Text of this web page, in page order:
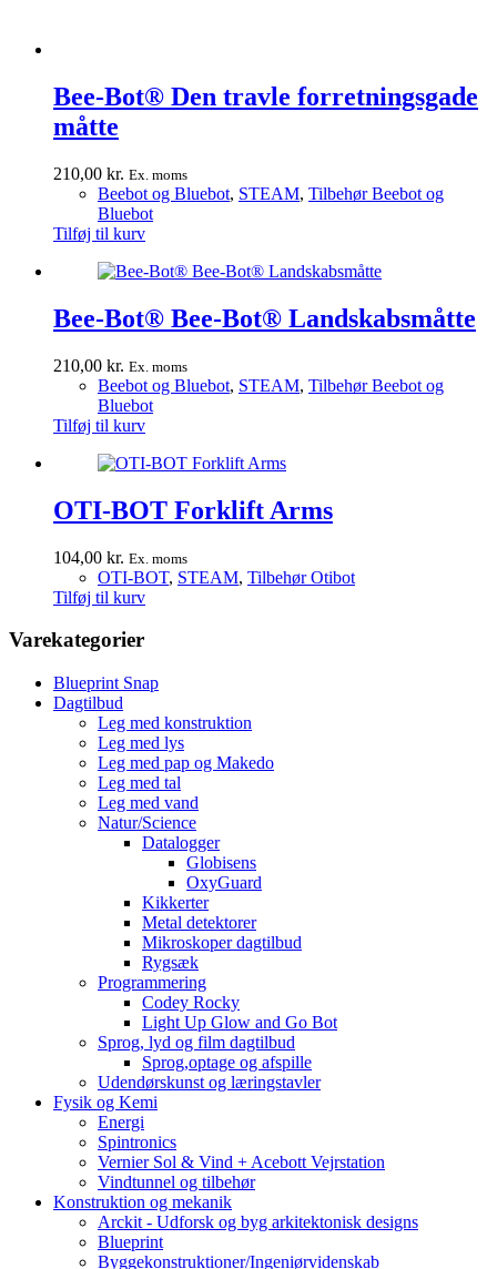
Bee-Bot® Den travle forretningsgade
måtte
210,00 kr. Ex. moms
Beebot og Bluebot, STEAM, Tilbehør Beebot og
Bluebot
Tilføj til kurv
Bee-Bot® Bee-Bot® Landskabsmåtte
210,00 kr. Ex. moms
Beebot og Bluebot, STEAM, Tilbehør Beebot og
Bluebot
Tilføj til kurv
OTI-BOT Forklift Arms
104,00 kr. Ex. moms
OTI-BOT, STEAM, Tilbehør Otibot
Tilføj til kurv
Varekategorier
Blueprint Snap
Dagtilbud
Leg med konstruktion
Leg med lys
Leg med pap og Makedo
Leg med tal
Leg med vand
Natur/Science
Datalogger
Globisens
OxyGuard
Kikkerter
Metal detektorer
Mikroskoper dagtilbud
Rygsæk
Programmering
Codey Rocky
Light Up Glow and Go Bot
Sprog, lyd og film dagtilbud
Sprog,optage og afspille
Udendørskunst og læringstavler
Fysik og Kemi
Energi
Spintronics
Vernier Sol & Vind + Acebott Vejrstation
Vindtunnel og tilbehør
Konstruktion og mekanik
Arckit - Udforsk og byg arkitektonisk designs
Blueprint
Byggekonstruktioner/Ingeniørvidenskab